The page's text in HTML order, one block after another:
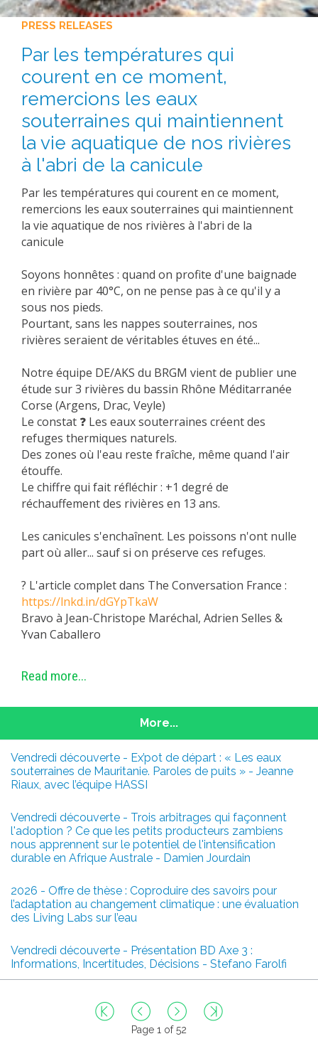
PRESS RELEASES
Par les températures qui
courent en ce moment,
remercions les eaux
souterraines qui maintiennent
la vie aquatique de nos rivières
à l'abri de la canicule
Par les températures qui courent en ce moment,
remercions les eaux souterraines qui maintiennent
la vie aquatique de nos rivières à l'abri de la
canicule
Soyons honnêtes : quand on profite d'une baignade
en rivière par 40°C, on ne pense pas à ce qu'il y a
sous nos pieds.
Pourtant, sans les nappes souterraines, nos
rivières seraient de véritables étuves en été...
Notre équipe DE/AKS du BRGM vient de publier une
étude sur 3 rivières du bassin Rhône Méditarranée
Corse (Argens, Drac, Veyle)
Le constat ❓ Les eaux souterraines créent des
refuges thermiques naturels.
Des zones où l'eau reste fraîche, même quand l'air
étouffe.
Le chiffre qui fait réfléchir : +1 degré de
réchauffement des rivières en 13 ans.
Les canicules s'enchaînent. Les poissons n'ont nulle
part où aller... sauf si on préserve ces refuges.
? L'article complet dans The Conversation France :
https://lnkd.in/dGYpTkaW
Bravo à Jean-Christope Maréchal, Adrien Selles &
Yvan Caballero
Read more...
More...
Vendredi découverte - Ex’pot de départ : « Les eaux
souterraines de Mauritanie. Paroles de puits » - Jeanne
Riaux, avec l’équipe HASSI
Vendredi découverte - Trois arbitrages qui façonnent
l'adoption ? Ce que les petits producteurs zambiens
nous apprennent sur le potentiel de l'intensification
durable en Afrique Australe - Damien Jourdain
2026 - Offre de thèse : Coproduire des savoirs pour
l’adaptation au changement climatique : une évaluation
des Living Labs sur l’eau
Vendredi découverte - Présentation BD Axe 3 :
Informations, Incertitudes, Décisions - Stefano Farolfi
Page 1 of 52